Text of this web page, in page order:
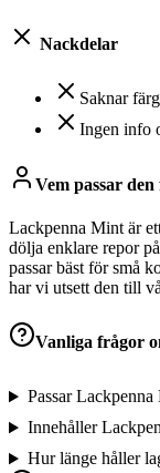
Nackdelar
Saknar
Ingen info
Vem passar den
Lackpenna Mint är
dölja enklare repor
passar bäst för små
har vi utsett den till
Vanliga frågor
Passar
Innehåller
Hur länge håller